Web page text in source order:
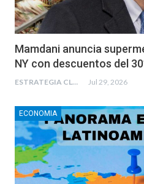
Mamdani anuncia
NY con descuentos del
ESTRATEGIA CLAE Jul 29, 2026
ECONOMIA